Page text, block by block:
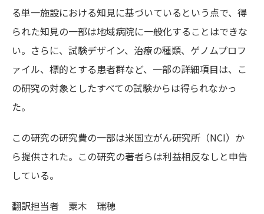
る単一施設における知見に基づいているという点で、得
られた知見の一部は地域病院に一般化することはできな
い。さらに、試験デザイン、治療の種類、ゲノムプロフ
ァイル、標的とする患者群など、一部の詳細項目は、こ
の研究の対象としたすべての試験からは得られなかっ
た。
この研究の研究費の一部は米国立がん研究所（NCI）か
ら提供された。この研究の著者らは利益相反なしと申告
している。
翻訳担当者 粟木 瑞穂